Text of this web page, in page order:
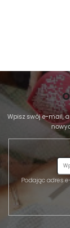
Wpisz swój e-mail,
Podając adres